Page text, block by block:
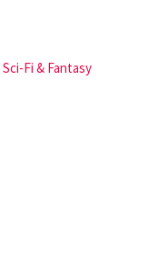
Sci-Fi & Fantasy